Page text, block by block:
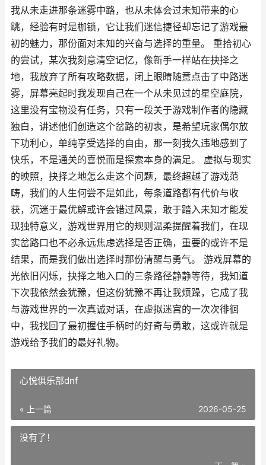
我从未走进那条迷雾中路，也从未体会过未知带来的心
跳，经验有时是枷锁，它让我们迷信捷径却忘记了游戏最
初的魅力，那份面对未知的兴奋与选择的重量。 重拾初心
的尝试，某次我刻意清空记忆，像新手一样站在抉择之
地，我放弃了所有攻略数据，闭上眼睛随意点击了中路迷
雾，屏幕亮起时我发现自己在一个从未见过的星空庭院，
这里没有宝物没有任务，只有一段关于游戏制作者的隐藏
独白，讲述他们创造这个岔路的初衷，是希望玩家偶尔放
下功利心，单纯享受选择的自由，那一刻我久违地感到了
快乐，不是通关的喜悦而是探索本身的满足。 虚拟与现实
的映照，抉择之地怎么走这个问题，最终超越了游戏范
畴，我们的人生何尝不是如此，每条道路都有代价与收
获，沉迷于最优解或许会错过风景，敢于踏入未知才能发
现独特意义，游戏世界用它的规则温柔提醒着我们，在现
实岔路口也不必永远焦虑选择是否正确，重要的或许不是
结果，而是我们做出选择时那份清醒与勇气。 游戏屏幕的
光依旧闪烁，抉择之地入口的三条路径静静等待，我知道
下次我依然会犹豫，但这份犹豫不再让我烦躁，它成了我
与游戏世界的一次真诚对话，在虚拟迷宫的一次次徘徊
中，我找回了最初握住手柄时的好奇与勇敢，这或许就是
游戏给予我们的最好礼物。
心悦俱乐部dnf
« 上一篇 2026-05-25
没有了！